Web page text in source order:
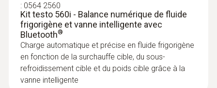
Auto-Off
10 min*
Type de pile
:0564 5571
testo 557s kit Smart Vide - Manifold
électronique intelligent avec sondes de
vide et de température à pince sans fil
: 0564 2560
Kit testo 560i - Balance numérique de fluide
frigorigène et vanne intelligente avec
Bluetooth®
Charge automatique et précise en fluide frigorigène
en fonction de la surchauffe cible, du sous-
refroidissement cible et du poids cible grâce à la
vanne intelligente